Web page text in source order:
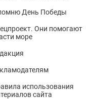
День Победы
Они помогают
море
использования
сайта